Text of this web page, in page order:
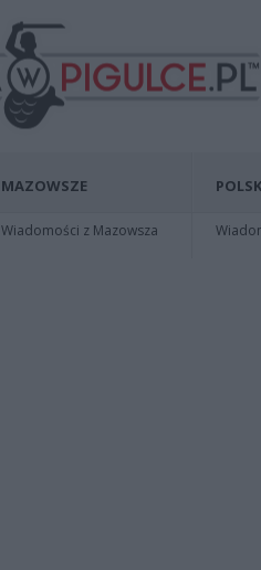
MAZOWSZE
Wiadomości z Mazowsza